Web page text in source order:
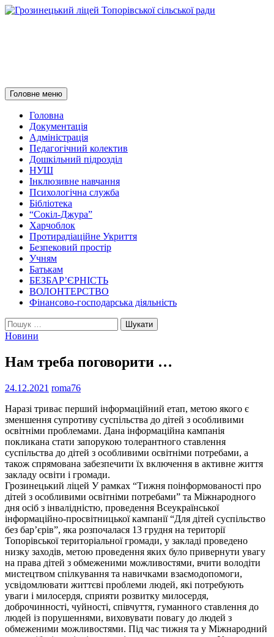
Пошук
Головне меню Перейти
до
Головна
Документація
Адміністрація
Педагогічний колектив
Дошкільний підрозділ
НУШ
Інклюзивне навчання
Психологічна служба
Бібліотека
“Сокіл-Джура”
Харчоблок
Протирадіаційне Укриття
Безпековий простір
Учням
Батькам
БЕЗБАР’ЄРНІСТЬ
ВОЛОНТЕРСТВО
Фінансово-господарська діяльність
Пошук:
Новини
Нам треба поговорити …
24.12.2021 roma76
Наразі триває перший інформаційний етап, метою якого є
зменшення супротиву суспільства до дітей з особливими
освітніми проблемами. Дана інформаційна кампанія
покликана стати запорукою толерантного ставлення
суспільства до дітей з особливими освітніми потребами, а
також спрямована забезпечити їх включення в активне життя
закладу освіти і громади.
Грозинецький ліцей У рамках “Тижня поінформованості про
дітей з особливими освітніми потребами” та Міжнародного
дня осіб з інвалідністю, проведення Всеукраїнської
інформаційно-просвітницької кампанії “Для дітей суспільство
без бар’єрів”, яка розпочалася 13 грудня на території
Топорівської територіальної громади, у закладі проведено
низку заходів, метою проведення яких було привернути увагу
на права дітей з обмеженими можливостями, вчити володіти
мистецтвом спілкування та навичками взаємодопомоги,
усвідомлювати життєві проблеми людей, які потребують
уваги і милосердя, сприяти розвитку милосердя,
доброчинності, чуйності, співчуття, гуманного ставлення до
людей із порушеннями, виховувати повагу до людей з
обмеженими можливостями. Під час тижня та у Міжнародний